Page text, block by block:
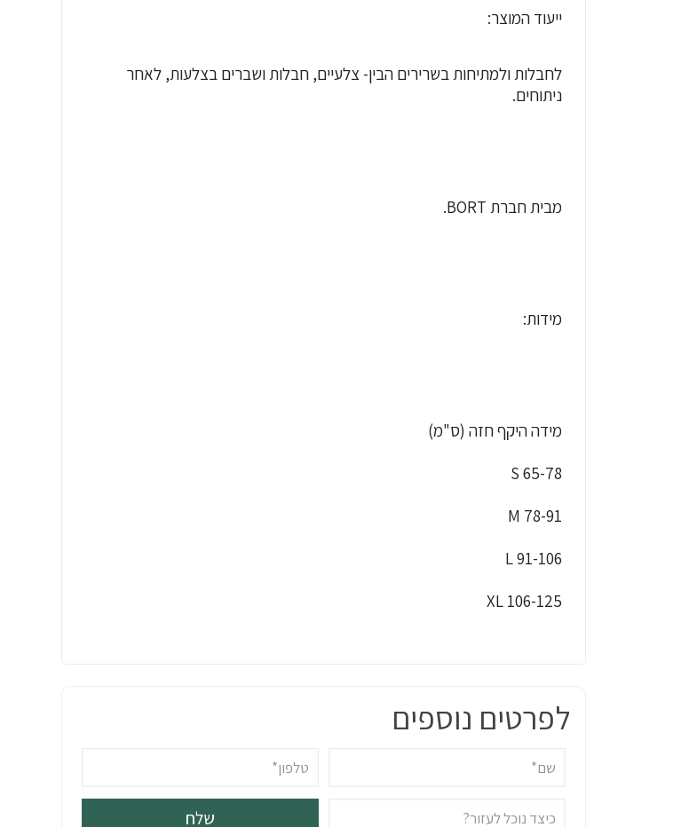
ייעוד המוצר:
לחבלות ולמתיחות בשרירים הבין- צלעיים, חבלות ושברים בצלעות, לאחר
ניתוחים.
מבית חברת BORT.
מידות:
מידה היקף חזה (ס"מ)
S 65-78
M 78-91
L 91-106
XL 106-125
לפרטים נוספים